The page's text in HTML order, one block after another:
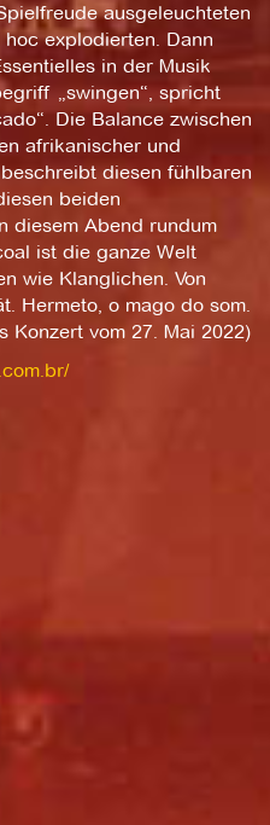
ausgeleuchteten
explodierten. Dann
in der Musik
„swingen“, spricht
Die Balance zwischen
afrikanischer und
diesen fühlbaren
beiden
diesem Abend rundum
ist die ganze Welt
wie Klanglichen. Von
Hermeto, o mago do som.
Konzert vom 27. Mai 2022)